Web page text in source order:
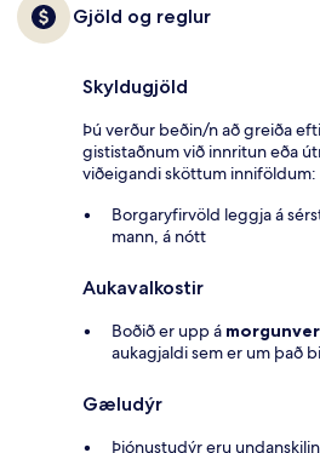
Gjöld og reglur
Skyldugjöld
Þú verður beðin/n að greiða
gististaðnum við innritun eða
viðeigandi sköttum inniföldum:
Borgaryfirvöld leggja á
mann, á nótt
Aukavalkostir
Boðið er upp á
aukagjaldi sem er um það
Gæludýr
Þjónustudýr eru